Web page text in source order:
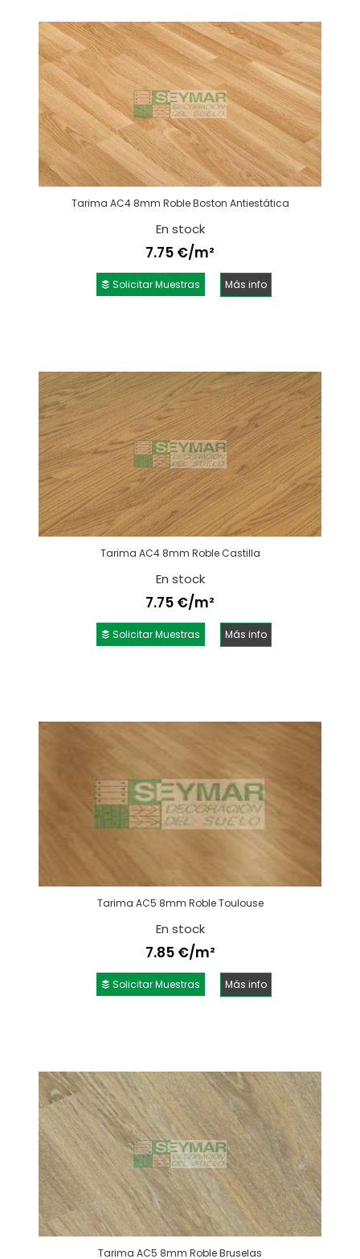
Tarima AC4 8mm Roble Boston Antiestática
En stock
7.75 €/m²
Solicitar Muestras Más info
Tarima AC4 8mm Roble Castilla
En stock
7.75 €/m²
Solicitar Muestras Más info
Tarima AC5 8mm Roble Toulouse
En stock
7.85 €/m²
Solicitar Muestras Más info
Tarima AC5 8mm Roble Bruselas